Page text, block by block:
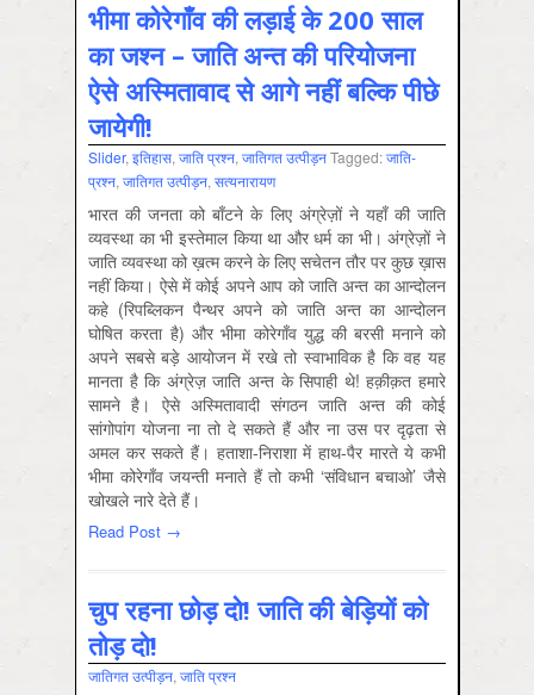
भीमा कोरेगाँव की लड़ाई के 200 साल
का जश्न – जाति अन्त की परियोजना
ऐसे अस्मितावाद से आगे नहीं बल्कि पीछे
जायेगी!
Slider, इतिहास, जाति प्रश्‍न, जातिगत उत्‍पीड़नTagged:जाति-
प्रश्न, जातिगत उत्पीड़न, सत्‍यनारायण
भारत की जनता को बाँटने के लिए अंग्रेज़ों ने यहाँ की जाति
व्यवस्था का भी इस्तेमाल किया था और धर्म का भी। अंग्रेज़ों ने
जाति व्यवस्था को ख़त्म करने के लिए सचेतन तौर पर कुछ ख़ास
नहीं किया। ऐसे में कोई अपने आप को जाति अन्त का आन्दोलन
कहे (रिपब्लिकन पैन्थर अपने को जाति अन्त का आन्दोलन
घोषित करता है) और भीमा कोरेगाँव युद्ध की बरसी मनाने को
अपने सबसे बड़े आयोजन में रखे तो स्वाभाविक है कि वह यह
मानता है कि अंग्रेज़ जाति अन्त के सिपाही थे! हक़ीक़त हमारे
सामने है। ऐसे अस्मितावादी संगठन जाति अन्त की कोई
सांगोपांग योजना ना तो दे सकते हैं और ना उस पर दृढ़ता से
अमल कर सकते हैं। हताशा-निराशा में हाथ-पैर मारते ये कभी
भीमा कोरेगाँव जयन्ती मनाते हैं तो कभी ‘संविधान बचाओ’ जैसे
खोखले नारे देते हैं।
Read Post →
चुप रहना छोड़ दो! जाति‍ की बेड़ि‍यों को
तोड़ दो!
जातिगत उत्‍पीड़न, जाति प्रश्‍न